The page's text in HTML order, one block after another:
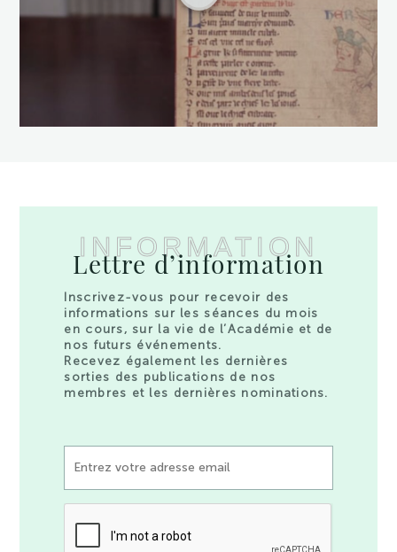
INFORMATION
Lettre d’information
Inscrivez-vous pour recevoir des
informations sur les séances du mois
en cours, sur la vie de l’Académie et de
nos futurs événements.
Recevez également les dernières
sorties des publications de nos
membres et les dernières nominations.